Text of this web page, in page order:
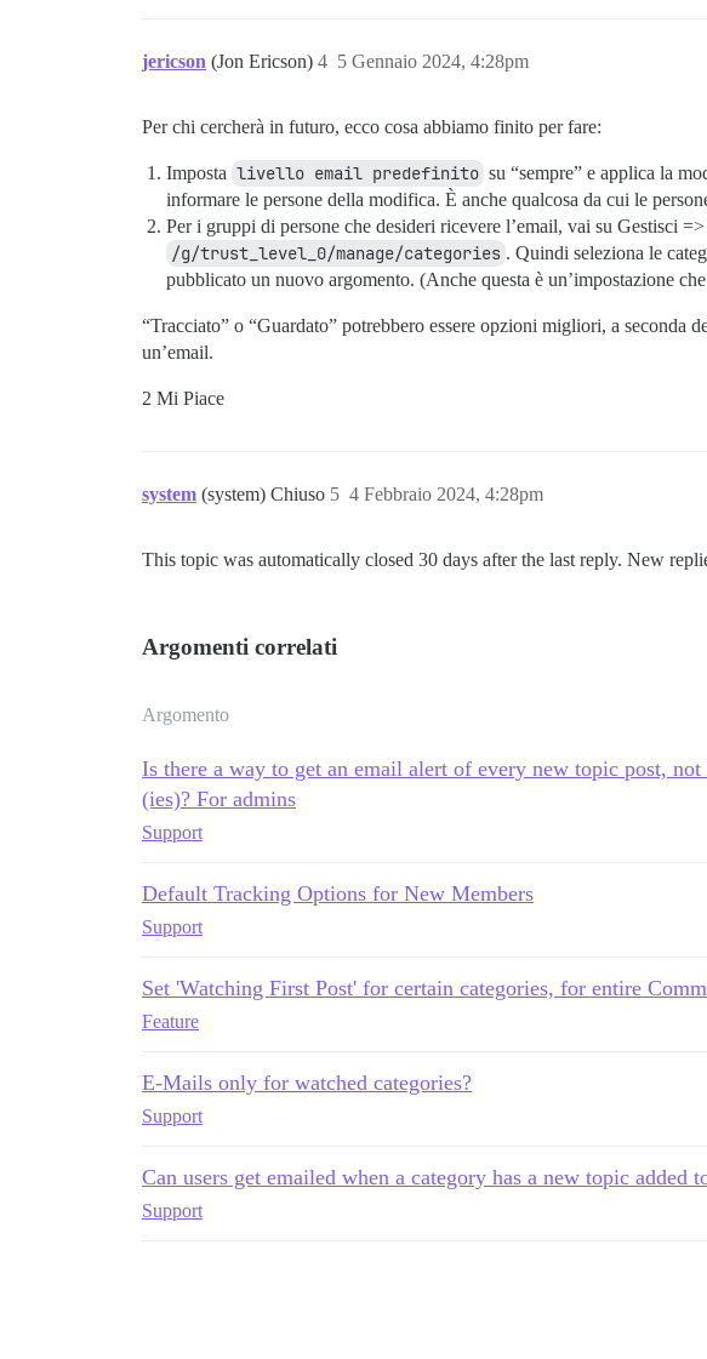
jericson (Jon Ericson) 5 Gennaio 2024, 4:28pm
4
Per chi cercherà in futuro, ecco cosa abbiamo finito per fare:
Imposta livello email predefinito su “sempre” e applica la
informare le persone della modifica. È anche qualcosa da cui le
Per i gruppi di persone che desideri ricevere l’email, vai su Gestisci
/g/trust_level_0/manage/categories . Quindi seleziona le
pubblicato un nuovo argomento. (Anche questa è un’impostazione
“Tracciato” o “Guardato” potrebbero essere opzioni migliori, a seconda
un’email.
2 Mi Piace
system (system) Chiuso 4 Febbraio 2024, 4:28pm
5
This topic was automatically closed 30 days after the last reply. New
Argomenti correlati
Argomento
Is there a way to get an email alert of every new topic post,
(ies)? For admins
Support
Default Tracking Options for New Members
Support
Set 'Watching First Post' for certain categories, for entire
Feature
E-Mails only for watched categories?
Support
Can users get emailed when a category has a new topic added
Support